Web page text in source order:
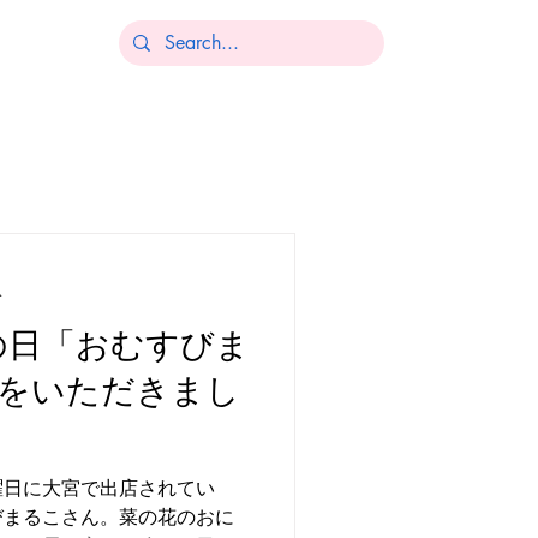
日「おむすびま
いただきまし
に大宮で出店されてい
るこさん。菜の花のおに